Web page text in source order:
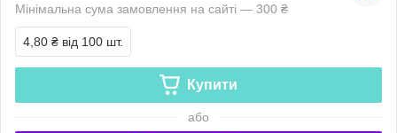
Мінімальна сума замовлення на сайті — 300 ₴
4,80 ₴ від 100 шт.
Купити
або